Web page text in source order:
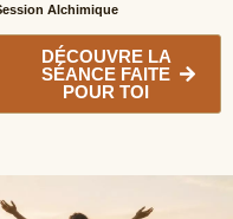
Alchimique
DÉCOUVRE LA
SÉANCE FAITE
POUR TOI